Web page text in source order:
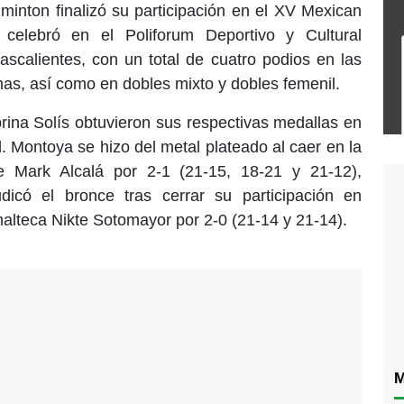
finalizó su participación en el XV Mexican
en el Poliforum Deportivo y Cultural
con un total de cuatro podios en las
así como en dobles mixto y dobles femenil.
Solís obtuvieron sus respectivas medallas en
Montoya se hizo del metal plateado al caer en la
Mark Alcalá por 2-1 (21-15, 18-21 y 21-12),
el bronce tras cerrar su participación en
Nikte Sotomayor por 2-0 (21-14 y 21-14).